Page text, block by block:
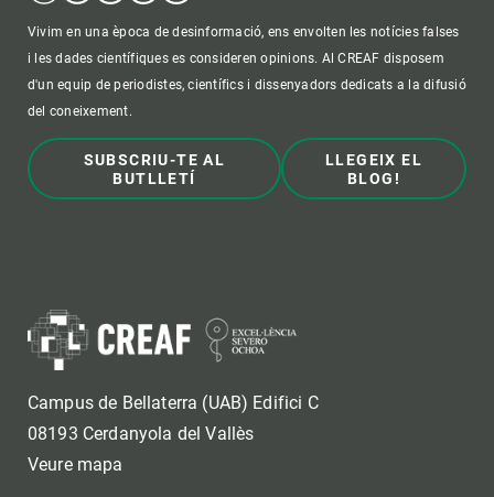
Vivim en una època de desinformació, ens envolten les notícies falses
i les dades científiques es consideren opinions. Al CREAF disposem
d'un equip de periodistes, científics i dissenyadors dedicats a la difusió
del coneixement.
SUBSCRIU-TE AL
BUTLLETÍ
LLEGEIX EL
BLOG!
Campus de Bellaterra (UAB) Edifici C
08193 Cerdanyola del Vallès
Veure mapa